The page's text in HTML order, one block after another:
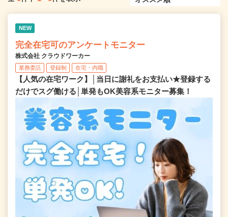
NEW
完全在宅可のアンケートモニター
株式会社 クラウドワーカー
業務委託 登録制 在宅・内職
【人気の在宅ワーク】│当日に謝礼をお支払い★登録する
だけでスグ働ける│単発もOK美容系モニター募集！